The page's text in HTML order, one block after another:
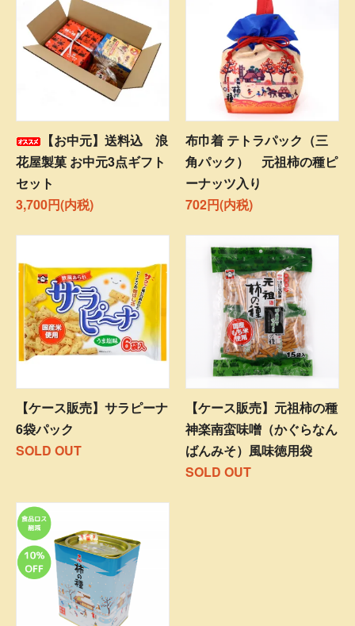
【お中元】送料込 浪
花屋製菓 お中元3点ギフト
セット
3,700円(内税)
布巾着 テトラパック（三
角パック） 元祖柿の種ピ
ーナッツ入り
702円(内税)
【ケース販売】サラピーナ
6袋パック
SOLD OUT
【ケース販売】元祖柿の種
神楽南蛮味噌（かぐらなん
ばんみそ）風味徳用袋
SOLD OUT